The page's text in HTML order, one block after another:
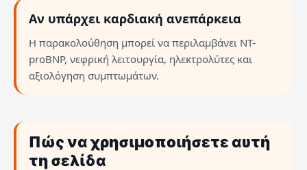
Αν υπάρχει καρδιακή ανεπάρκεια
Η παρακολούθηση μπορεί να περιλαμβάνει NT-
proBNP, νεφρική λειτουργία, ηλεκτρολύτες και
αξιολόγηση συμπτωμάτων.
Πώς να χρησιμοποιήσετε αυτή
τη σελίδα